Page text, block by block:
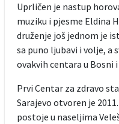
Uprličen je nastup
muziku i pjesme Eldina
druženje još jednom je
sa puno ljubavi i volje, a
ovakvih centara u Bosni
Prvi Centar za zdravo
Sarajevo otvoren je
postoje u naseljima